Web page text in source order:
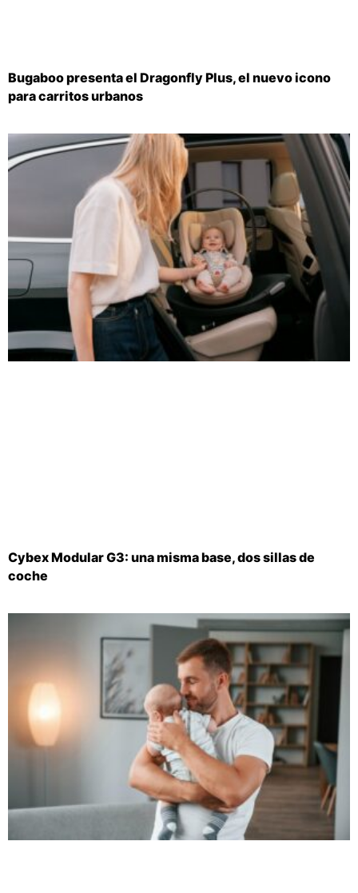
Bugaboo presenta el Dragonfly Plus, el nuevo icono
para carritos urbanos
Cybex Modular G3: una misma base, dos sillas de
coche